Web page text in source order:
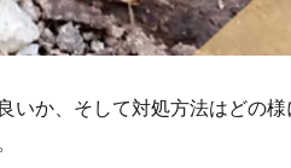
いか、そして対処方法はどの